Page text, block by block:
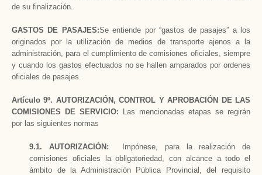
de su finalización.
GASTOS DE PASAJES:Se entiende por “gastos de pasajes” a los
originados por la utilización de medios de transporte ajenos a la
administración, para el cumplimiento de comisiones oficiales, siempre
y cuando los gastos efectuados no se hallen amparados por ordenes
oficiales de pasajes.
Artículo 9º. AUTORIZACIÓN, CONTROL Y APROBACIÓN DE LAS
COMISIONES DE SERVICIO:
Las mencionadas etapas se regirán
por las siguientes normas
9.1. AUTORIZACIÓN:
Impónese, para la realización de
comisiones oficiales la obligatoriedad, con alcance a todo el
ámbito de la Administración Pública Provincial, del requisito